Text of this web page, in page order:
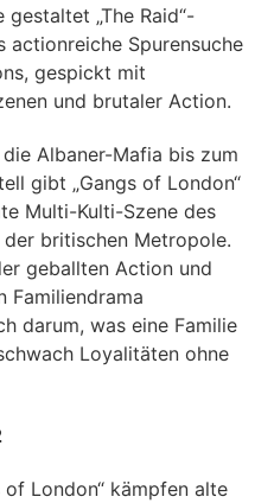
gestaltet „The Raid“-
actionreiche Spurensuche
gespickt mit
und brutaler Action.
Albaner-Mafia bis zum
gibt „Gangs of London“
Multi-Kulti-Szene des
britischen Metropole.
geballten Action und
Familiendrama
darum, was eine Familie
Loyalitäten ohne
London“ kämpfen alte